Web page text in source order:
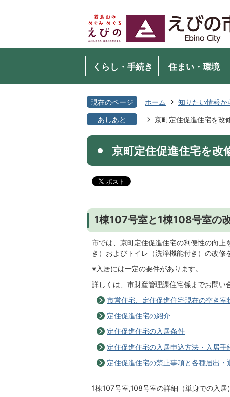
くらし・手続き 住まい・環境
現在のページ ホーム 知りたい情報か
あしあと
京町定住促進住宅を改
京町定住促進住宅を改
1棟107号室と1棟108号室の
市では、京町定住促進住宅の利便性の向
き）およびトイレ（洗浄機能付き）の改修
※入居には一定の要件があります。
詳しくは、市財産管理課住宅係までお問い
市営住宅、定住促進住宅現在の空き室
定住促進住宅の紹介
定住促進住宅の入居条件
定住促進住宅の入居申込方法・入居手
定住促進住宅の禁止事項と各種届出・
1棟107号室,108号室の詳細（単身での入居